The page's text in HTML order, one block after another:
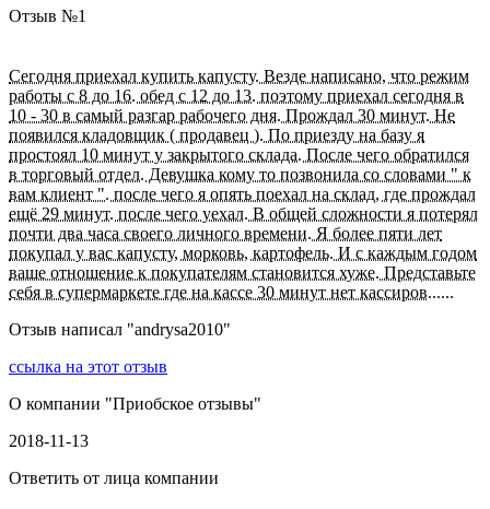
Отзыв №1
Сегодня приехал купить капусту. Везде написано, что режим
работы с 8 до 16. обед с 12 до 13. поэтому приехал сегодня в
10 - 30 в самый разгар рабочего дня. Прождал 30 минут. Не
появился кладовщик ( продавец ). По приезду на базу я
простоял 10 минут у закрытого склада. После чего обратился
в торговый отдел. Девушка кому то позвонила со словами " к
вам клиент ". после чего я опять поехал на склад, где прождал
ещё 29 минут. после чего уехал. В общей сложности я потерял
почти два часа своего личного времени. Я более пяти лет
покупал у вас капусту, морковь, картофель. И с каждым годом
ваше отношение к покупателям становится хуже. Представьте
себя в супермаркете где на кассе 30 минут нет кассиров......
Отзыв написал "andrysa2010"
ссылка на этот отзыв
О компании "Приобское отзывы"
2018-11-13
Ответить от лица компании